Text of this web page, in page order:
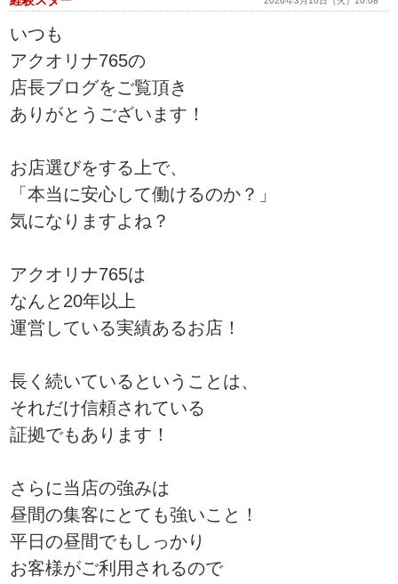
いつも
アクオリナ765の
店長ブログをご覧頂き
ありがとうございます！
お店選びをする上で、
「本当に安心して働けるのか？」
気になりますよね？
アクオリナ765は
なんと20年以上
運営している実績あるお店！
長く続いているということは、
それだけ信頼されている
証拠でもあります！
さらに当店の強みは
昼間の集客にとても強いこと！
平日の昼間でもしっかり
お客様がご利用されるので